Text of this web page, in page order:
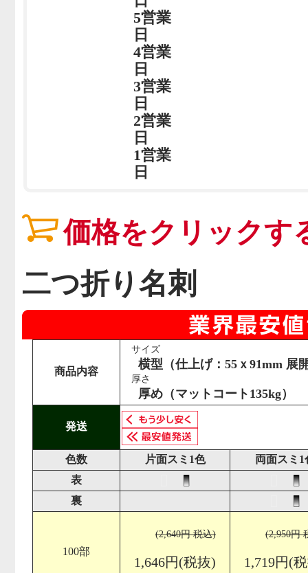
5営業
日
4営業
日
3営業
日
2営業
日
1営業
日
価格をクリックす
二つ折り名刺
商品内容
サイズ
横型（仕上げ：55ｘ91mm 展
厚さ
厚め（マットコート135kg）
発送
色数 片面スミ1色
両面スミ1
表
裏
100部
(2,640円 税込)
1,646円(税抜)
(2,950円
1,719円(